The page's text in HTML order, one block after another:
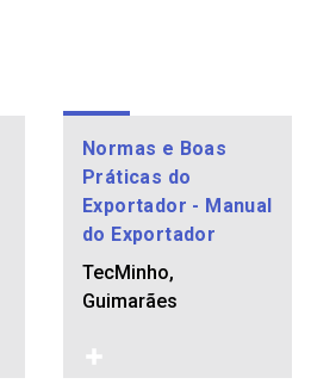
Normas e Boas
Práticas do
Exportador - Manual
do Exportador
TecMinho,
Guimarães